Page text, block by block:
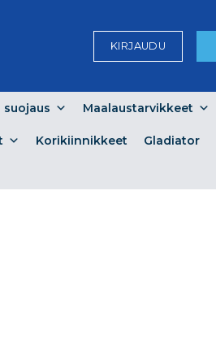
KIRJAUDU
suojaus Maalaustarvikkeet
Korikiinnikkeet Gladiator